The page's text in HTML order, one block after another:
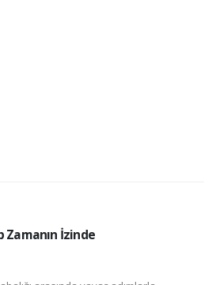
Zamanın İzinde